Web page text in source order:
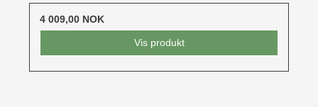
4 009,00 NOK
Vis produkt